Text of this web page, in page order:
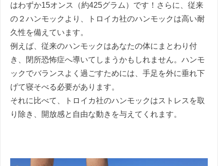
はわずか15オンス（約425グラム）です！さらに、従来
の２ハンモックより、トロイカ社のハンモックは高い耐
久性を備えています。
例えば、従来のハンモックはあなたの体にまとわり付
き、閉所恐怖症へ導いてしまうかもしれません。ハンモ
ックでバランスよく過ごすためには、手足を外に垂れ下
げて寝そべる必要があります。
それに比べて、トロイカ社のハンモックはストレスを取
り除き、開放感と自由な動きを与えてくれます。